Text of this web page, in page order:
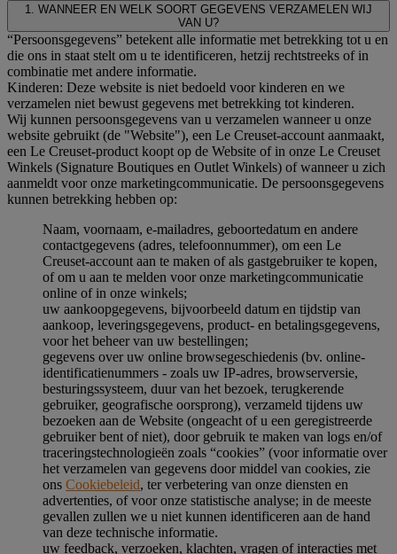
1. WANNEER EN WELK SOORT GEGEVENS VERZAMELEN WIJ
VAN U?
“Persoonsgegevens” betekent alle informatie met betrekking tot u en
die ons in staat stelt om u te identificeren, hetzij rechtstreeks of in
combinatie met andere informatie.
Kinderen: Deze website is niet bedoeld voor kinderen en we
verzamelen niet bewust gegevens met betrekking tot kinderen.
Wij kunnen persoonsgegevens van u verzamelen wanneer u onze
website gebruikt (de "Website"), een Le Creuset-account aanmaakt,
een Le Creuset-product koopt op de Website of in onze Le Creuset
Winkels (Signature Boutiques en Outlet Winkels) of wanneer u zich
aanmeldt voor onze marketingcommunicatie. De persoonsgegevens
kunnen betrekking hebben op:
Naam, voornaam, e-mailadres, geboortedatum en andere
contactgegevens (adres, telefoonnummer), om een Le
Creuset-account aan te maken of als gastgebruiker te kopen,
of om u aan te melden voor onze marketingcommunicatie
online of in onze winkels;
uw aankoopgegevens, bijvoorbeeld datum en tijdstip van
aankoop, leveringsgegevens, product- en betalingsgegevens,
voor het beheer van uw bestellingen;
gegevens over uw online browsegeschiedenis (bv. online-
identificatienummers - zoals uw IP-adres, browserversie,
besturingssysteem, duur van het bezoek, terugkerende
gebruiker, geografische oorsprong), verzameld tijdens uw
bezoeken aan de Website (ongeacht of u een geregistreerde
gebruiker bent of niet), door gebruik te maken van logs en/of
traceringstechnologieën zoals “cookies” (voor informatie over
het verzamelen van gegevens door middel van cookies, zie
ons Cookiebeleid, ter verbetering van onze diensten en
advertenties, of voor onze statistische analyse; in de meeste
gevallen zullen we u niet kunnen identificeren aan de hand
van deze technische informatie.
uw feedback, verzoeken, klachten, vragen of interacties met